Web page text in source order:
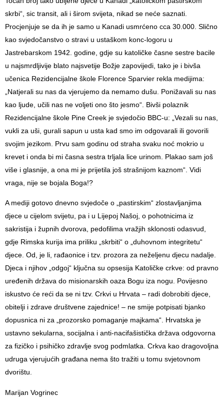
skrbi“, sic transit, ali i širom svijeta, nikad se neće saznati.
Procjenjuje se da ih je samo u Kanadi usmrćeno cca 30.000. Slično
kao svjedočanstvo o stravi u ustaškom konc-logoru u
Jastrebarskom 1942. godine, gdje su katoličke časne sestre bacile
u najsmrdljivije blato najsvetije Božje zapovijedi, tako je i bivša
učenica Rezidencijalne škole Florence Sparvier rekla medijima:
„Natjerali su nas da vjerujemo da nemamo dušu. Ponižavali su nas
kao ljude, učili nas ne voljeti ono što jesmo“. Bivši polaznik
Rezidencijalne škole Pine Creek je svjedočio BBC-u: „Vezali su nas,
vukli za uši, gurali sapun u usta kad smo im odgovarali ili govorili
svojim jezikom. Prvu sam godinu od straha svaku noć mokrio u
krevet i onda bi mi časna sestra trljala lice urinom. Plakao sam još
više i glasnije, a ona mi je prijetila još strašnijom kaznom“. Vidi
vraga, nije se bojala Boga!?
A mediji gotovo dnevno svjedoče o „pastirskim“ zlostavljanjima
djece u cijelom svijetu, pa i u Lijepoj Našoj, o pohotnicima iz
sakristija i župnih dvorova, pedofilima vražjih sklonosti odasvud,
gdje Rimska kurija ima priliku „skrbiti“ o „duhovnom integritetu“
djece. Od, je li, rađaonice i tzv. prozora za neželjenu djecu nadalje.
Djeca i njihov „odgoj“ ključna su opsesija Katoličke crkve: od pravno
uređenih država do misionarskih oaza Bogu iza nogu. Povijesno
iskustvo će reći da se ni tzv. Crkvi u Hrvata – radi dobrobiti djece,
obitelji i zdrave društvene zajednice! – ne smije potpisati bjanko
dopusnica ni za „prozorsko pomaganje majkama“. Hrvatska je
ustavno sekularna, socijalna i anti-nacifašistička država odgovorna
za fizičko i psihičko zdravlje svog podmlatka. Crkva kao dragovoljna
udruga vjerujućih građana nema što tražiti u tomu svjetovnom
dvorištu.
Marijan Vogrinec